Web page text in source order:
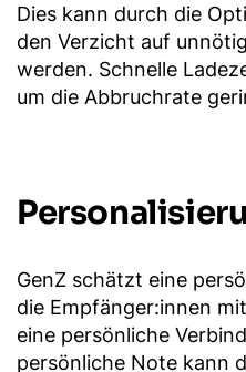
Dies kann durch die
den Verzicht auf
werden. Schnelle
um die Abbruchrate
GenZ schätzt eine
die Empfänger:innen
eine persönliche
persönliche Note kann